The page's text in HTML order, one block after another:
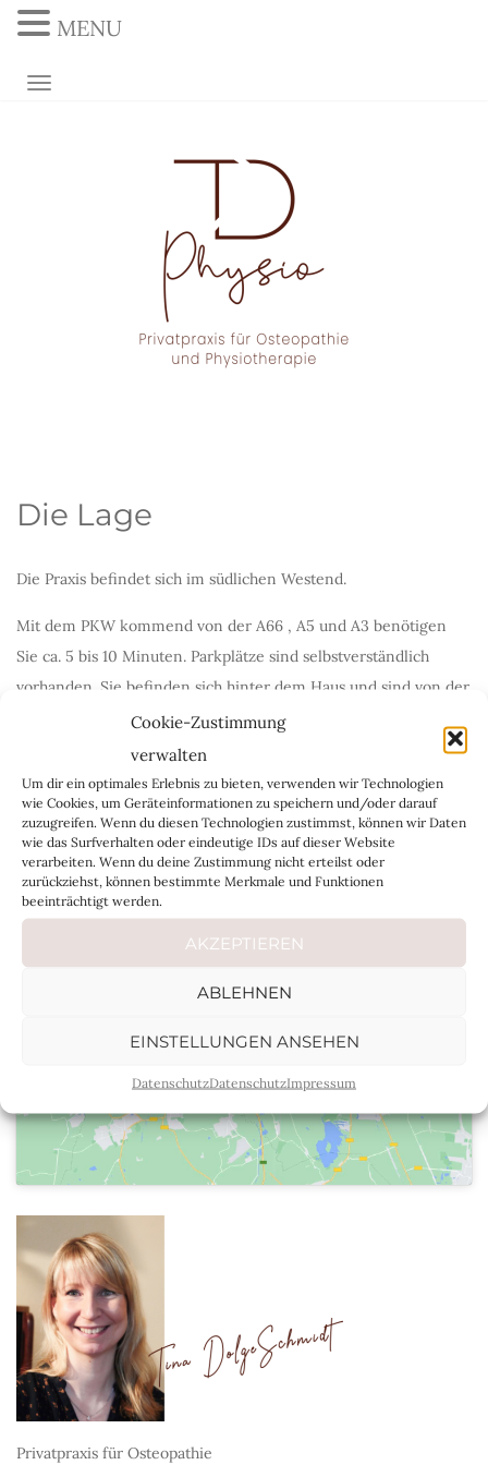
Cookie-Zustimmung
verwalten
Um dir ein optimales Erlebnis zu bieten, verwenden wir Technologien
wie Cookies, um Geräteinformationen zu speichern und/oder darauf
zuzugreifen. Wenn du diesen Technologien zustimmst, können wir Daten
wie das Surfverhalten oder eindeutige IDs auf dieser Website
verarbeiten. Wenn du deine Zustimmung nicht erteilst oder
zurückziehst, können bestimmte Merkmale und Funktionen
beeinträchtigt werden.
AKZEPTIEREN
ABLEHNEN
EINSTELLUNGEN ANSEHEN
DatenschutzDatenschutzImpressum
NAVIGATION UMSCHALTEN
Die Lage
Die Praxis befindet sich im südlichen Westend.
Mit dem PKW kommend von der A66 , A5 und A3 benötigen
Sie ca. 5 bis 10 Minuten. Parkplätze sind selbstverständlich
vorhanden. Sie befinden sich hinter dem Haus und sind von der
Bettinastraße aus zu erreichen.
Die U-Bahnstationen „Westend“ (U6/U7) und „Messe“ (U4)
sowie der Frankfurter Hauptbahnhof sind nur wenige
Gehminuten entfernt.
Klicke hier, um Marketing-Cookies zu
aktivieren
Privatpraxis für Osteopathie
MENU